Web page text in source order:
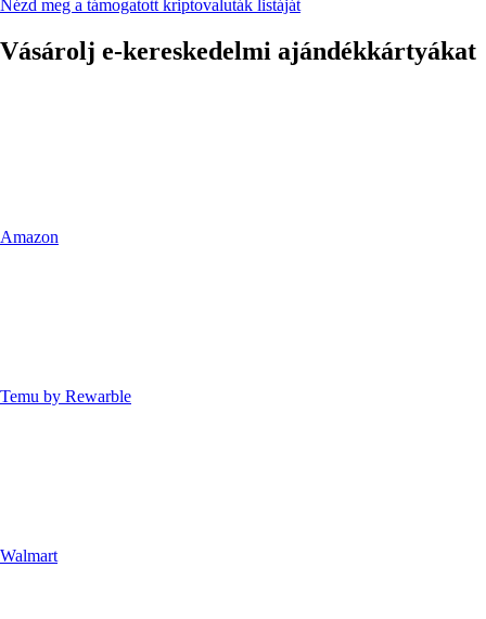
Nézd meg a támogatott kriptovaluták listáját
Vásárolj e-kereskedelmi ajándékkártyákat
Amazon
Temu by Rewarble
Walmart